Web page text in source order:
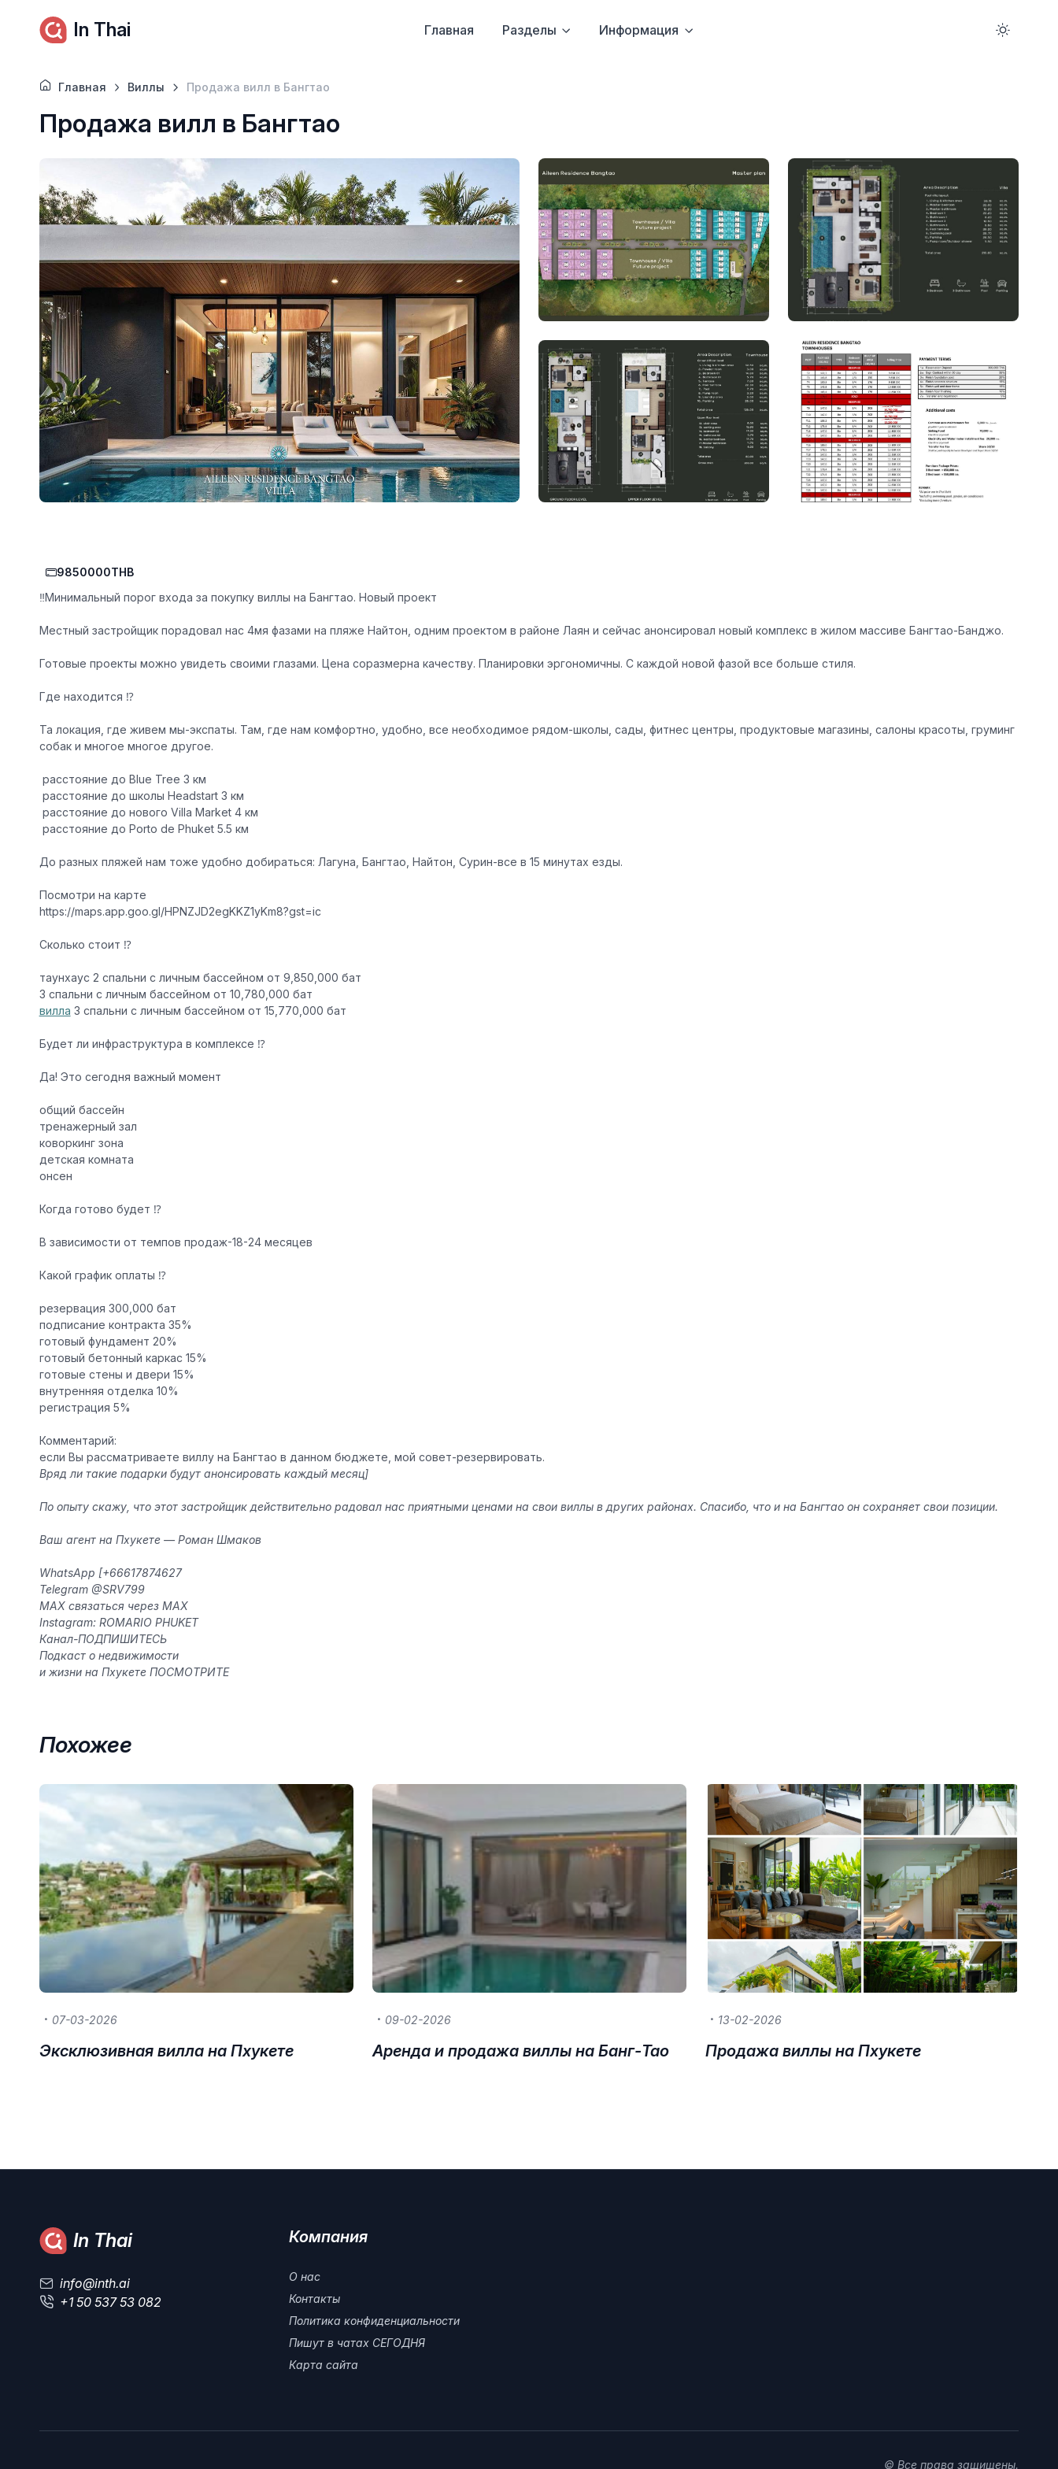
In Thai Главная Разделы Информация
Главная Виллы Продажа вилл в Бангтао
Продажа вилл в Бангтао
9850000THB
‼️Минимальный порог входа за покупку виллы на Бангтао. Новый проект
Местный застройщик порадовал нас 4мя фазами на пляже Найтон, одним проектом в районе Лаян и сейчас анонсировал новый комплекс в жилом массиве Бангтао-Банджо.
Готовые проекты можно увидеть своими глазами. Цена соразмерна качеству. Планировки эргономичны. С каждой новой фазой все больше стиля.
Где находится ⁉️
Та локация, где живем мы-экспаты. Там, где нам комфортно, удобно, все необходимое рядом-школы, сады, фитнес центры, продуктовые магазины, салоны красоты, груминг
собак и многое многое другое.
️ расстояние до Blue Tree 3 км
️ расстояние до школы Headstart 3 км
️ расстояние до нового Villa Market 4 км
️ расстояние до Porto de Phuket 5.5 км
️До разных пляжей нам тоже удобно добираться: Лагуна, Бангтао, Найтон, Сурин-все в 15 минутах езды.
Посмотри на карте
https://maps.app.goo.gl/HPNZJD2egKKZ1yKm8?gst=ic
Сколько стоит ⁉️
таунхаус 2 спальни с личным бассейном от 9,850,000 бат
3 спальни с личным бассейном от 10,780,000 бат
вилла 3 спальни с личным бассейном от 15,770,000 бат
Будет ли инфраструктура в комплексе ⁉️
Да! Это сегодня важный момент
️общий бассейн
️тренажерный зал
️коворкинг зона
️детская комната
️онсен
Когда готово будет ⁉️
В зависимости от темпов продаж-18-24 месяцев
Какой график оплаты ⁉️
резервация 300,000 бат
подписание контракта 35%
готовый фундамент 20%
готовый бетонный каркас 15%
готовые стены и двери 15%
внутренняя отделка 10%
регистрация 5%
Комментарий:
если Вы рассматриваете виллу на Бангтао в данном бюджете, мой совет-резервировать.
Вряд ли такие подарки будут анонсировать каждый месяц]
По опыту скажу, что этот застройщик действительно радовал нас приятными ценами на свои виллы в других районах. Спасибо, что и на Бангтао он сохраняет свои позиции.
Ваш агент на Пхукете — Роман Шмаков
️WhatsApp [+66617874627
️Telegram @SRV799
️MAX связаться через MAX
️Instagram: ROMARIO PHUKET
️Канал-ПОДПИШИТЕСЬ
️️Подкаст о недвижимости
и жизни на Пхукете ПОСМОТРИТЕ
Похожее
07-03-2026
Эксклюзивная вилла на Пхукете
09-02-2026
Аренда и продажа виллы на Банг-Тао
13-02-2026
Продажа виллы на Пхукете
In Thai
info@inth.ai
+1 50 537 53 082
Компания
О нас
Контакты
Политика конфиденциальности
Пишут в чатах СЕГОДНЯ
Карта сайта
© Все права защищены.